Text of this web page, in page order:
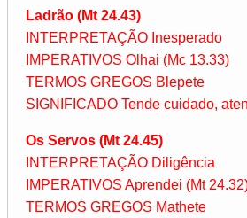
Ladrão (Mt 24.43)
INTERPRETAÇÃO Inesperado
IMPERATIVOS Olhai (Mc 13.33)
TERMOS GREGOS Blepete
SIGNIFICADO Tende cuidado,
Os Servos (Mt 24.45)
INTERPRETAÇÃO Diligência
IMPERATIVOS Aprendei (Mt
TERMOS GREGOS Mathete